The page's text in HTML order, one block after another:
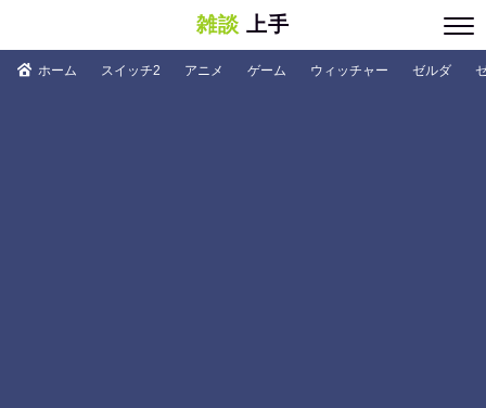
雑談 上手
ホーム スイッチ2 アニメ ゲーム ウィッチャー ゼルダ